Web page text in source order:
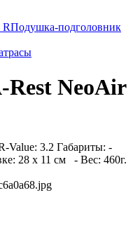
Подушка-подголовник
NeoAir
Value: 3.2 Габариты: -
28 x 11 см - Вес: 460г.